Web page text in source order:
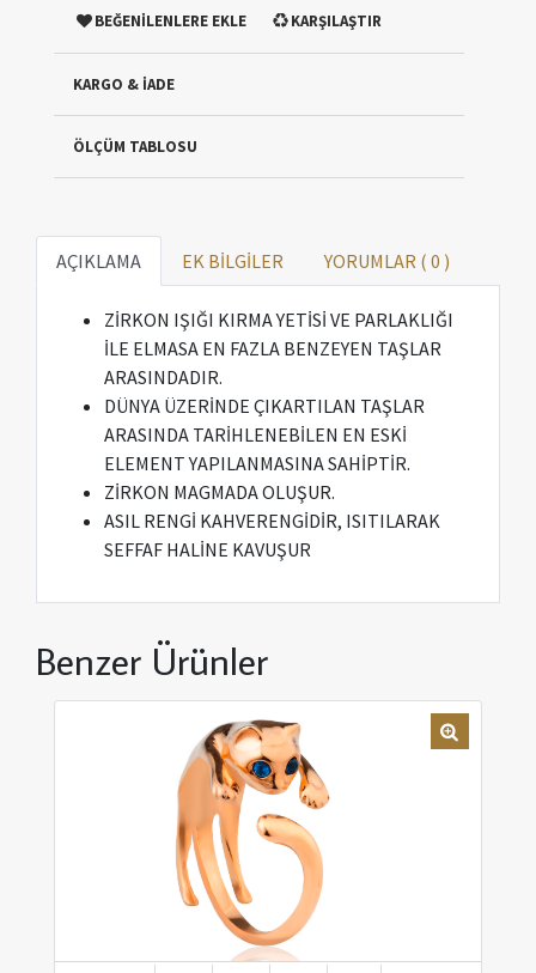
BEĞENİLENLERE EKLE KARŞILAŞTIR
KARGO & İADE
ÖLÇÜM TABLOSU
AÇIKLAMA EK BİLGİLER YORUMLAR ( 0 )
ZİRKON IŞIĞI KIRMA YETİSİ VE PARLAKLIĞI
İLE ELMASA EN FAZLA BENZEYEN TAŞLAR
ARASINDADIR.
DÜNYA ÜZERİNDE ÇIKARTILAN TAŞLAR
ARASINDA TARİHLENEBİLEN EN ESKİ
ELEMENT YAPILANMASINA SAHİPTİR.
ZİRKON MAGMADA OLUŞUR.
ASIL RENGİ KAHVERENGİDİR, ISITILARAK
SEFFAF HALİNE KAVUŞUR
Benzer Ürünler